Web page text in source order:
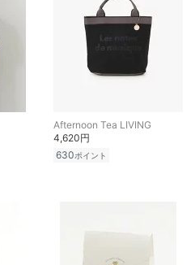
Afternoon Tea LIVING
4,620円
630ポイント